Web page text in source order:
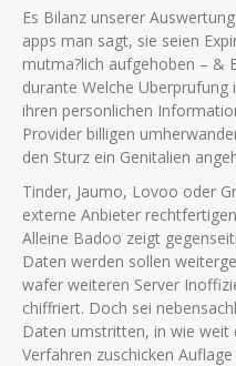
Es Bilanz unserer
apps man sagt, sie seien
mutma?lich aufgehoben – &
durante Welche Uberprufung
ihren personlichen
Provider billigen
den Sturz ein Genitalien
Tinder, Jaumo, Lovoo oder
externe Anbieter
Alleine Badoo zeigt
Daten werden sollen
wafer weiteren Server
chiffriert. Doch sei
Daten umstritten, in wie weit
Verfahren zuschicken